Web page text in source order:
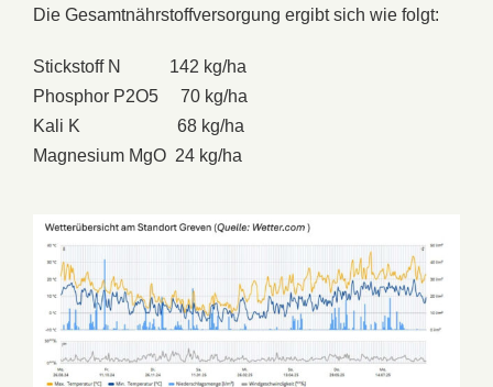
Die Gesamtnährstoffversorgung ergibt sich wie folgt:
Stickstoff N 142 kg/ha
Phosphor P2O5 70 kg/ha
Kali K 68 kg/ha
Magnesium MgO 24 kg/ha